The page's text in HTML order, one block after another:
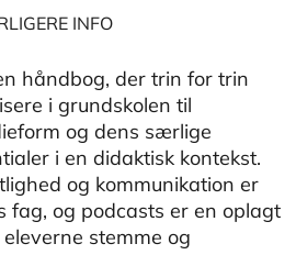
INFO
håndbog, der trin for trin
i grundskolen til
og dens særlige
i en didaktisk kontekst.
og kommunikation er
fag, og podcasts er en oplagt
stemme og